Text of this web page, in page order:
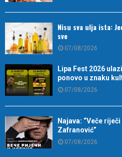
Nisu sva ulja ista:
sve
07/08/2026
Lipa Fest 2026
ponovo u znaku
07/08/2026
Najava: “Veče
Zafranović”
07/08/2026